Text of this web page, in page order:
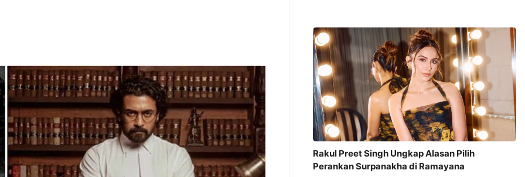
Rakul Preet Singh Ungkap Alasan Pilih
Perankan Surpanakha di Ramayana